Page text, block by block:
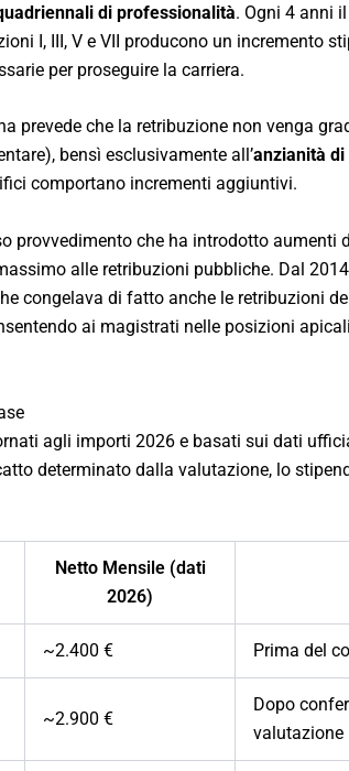
di professionalità. Ogni 4 anni
I, III, V e VII producono un incremento
per proseguire la carriera.
prevede che la retribuzione non venga
bensì esclusivamente all’anzianità
comportano incrementi aggiuntivi.
provvedimento che ha introdotto aumenti
alle retribuzioni pubbliche. Dal
congelava di fatto anche le retribuzioni
ai magistrati nelle posizioni
agli importi 2026 e basati sui dati
determinato dalla valutazione, lo
Netto Mensile (dati
2026)
~2.400 € Prima del
~2.900 €
Dopo
valutazione